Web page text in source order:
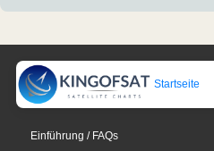
Startseite
Einführung / FAQs